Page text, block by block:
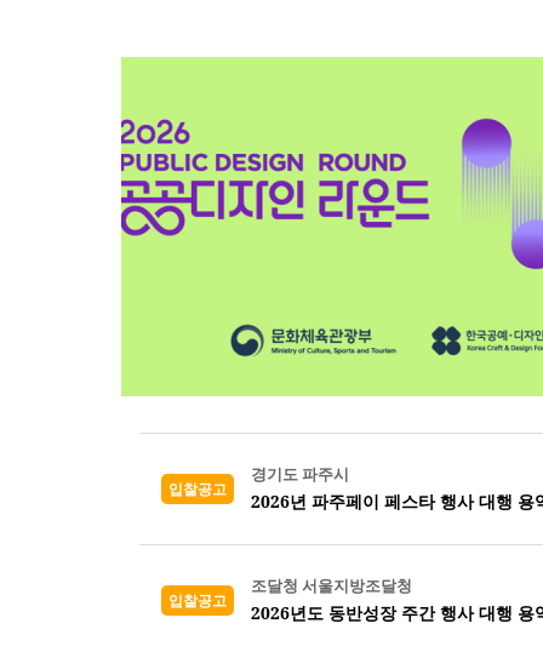
입찰공고
경기도 파주시
2026년 파주페이 페스타 행사 대행 용
입찰공고
조달청 서울지방조달청
2026년도 동반성장 주간 행사 대행 용